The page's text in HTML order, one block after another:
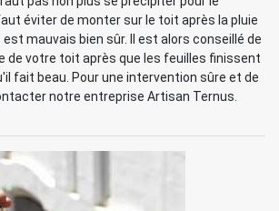
éviter de monter sur le toit après la pluie
mauvais bien sûr. Il est alors conseillé de
de votre toit après que les feuilles finissent
fait beau. Pour une intervention sûre et de
notre entreprise Artisan Ternus.